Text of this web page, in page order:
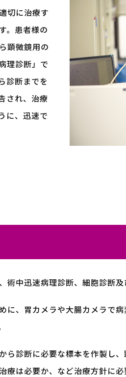
切に治療す
。患者様の
顕微鏡用の
理診断」で
診断までを
され、治療
に、迅速で
中迅速病理診断、細胞診断及
に、胃カメラや大腸カメラで
ら診断に必要な標本を作製し
は必要か、など治療方針に必